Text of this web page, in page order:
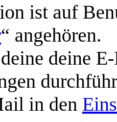
ist auf
“ angehören.
deine
in den